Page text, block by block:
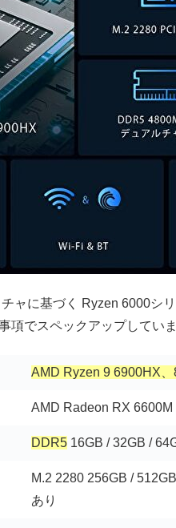
ャに基づく Ryzen 6000シ
項でスペックアップしていま
AMD Ryzen 9 6900HX
AMD Radeon RX 6600M
DDR5 16GB / 32GB /
M.2 2280 256GB /
あり